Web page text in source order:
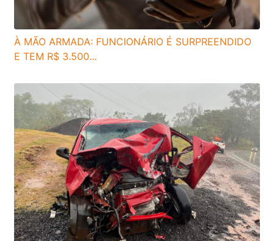
À MÃO ARMADA: FUNCIONÁRIO É SURPREENDIDO
E TEM R$ 3.500...